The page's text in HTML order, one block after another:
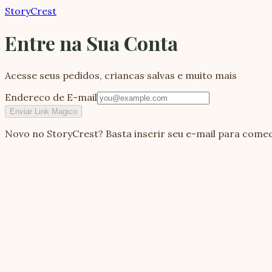
StoryCrest
Entre na Sua Conta
Acesse seus pedidos, criancas salvas e muito mais
Endereco de E-mail
Enviar Link Magico
Novo no StoryCrest? Basta inserir seu e-mail para